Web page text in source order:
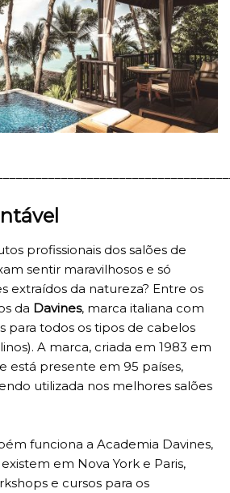
profissionais dos salões de
sentir maravilhosos e só
extraídos da natureza? Entre os
da Davines, marca italiana com
para todos os tipos de cabelos
A marca, criada em 1983 em
está presente em 95 países,
utilizada nos melhores salões
funciona a Academia Davines,
em Nova York e Paris,
e cursos para os